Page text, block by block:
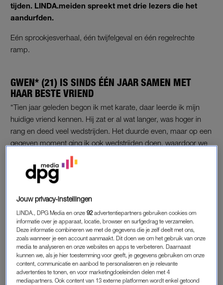
tijden. LINDA.meiden spreekt met drie lezers die het
aandurfden.
Eén sprookjesverhaal, één twijfelgeval en één regelrechte
ramp.
GWEN* (21) IS SINDS ÉÉN JAAR SAMEN MET
HAAR BESTE VRIEND
“Tien jaar geleden begon ik met karate, daar leerde ik mijn
huidige vriend kennen. Hij zat er al wat langer, was hoger in
rang en deed veel wedstrijden. Het duurde even, maar op een
gegeven moment ging ik ook wedstrijden doen, waardoor we
regelmatig samen naar het buitenland gingen. Als je samen
zoveel reist en traint, bouw je een band op.”
wedstrijdmaatje elkaar uit het oog. “Ik ging naar een andere
sportschool en hij ook. Ik had het niet naar mijn zin bij de
trainingen en nam contact met hem op. Hij haalde me over om
bij zijn club te komen trainen. Al snel spraken we ook buiten
de trainingen om en buiten de sportschool af. De vriendschap
laaide weer op, al merkte ik wel dat hij een beetje met mij
flirtte.”
Jouw privacy-instellingen
LINDA., DPG Media en onze92 advertentiepartners gebruiken cookies om
informatie over je apparaat, locatie, browser en surfgedrag te verzamelen.
Deze informatie combineren we met de gegevens die je zelf deelt met ons,
zoals wanneer je een account aanmaakt. Dit doen we om het gebruik van onze
media te analyseren en onze websites en apps te verbeteren. Daarnaast
kunnen we, als je hier toestemming voor geeft, je gegevens gebruiken om onze
content, communicatie en aanbod te personaliseren en je relevante
advertenties te tonen, en voor marketingdoeleinden delen met 4
mediapartners. Ook content van 13 externe platformen wordt enkel getoond